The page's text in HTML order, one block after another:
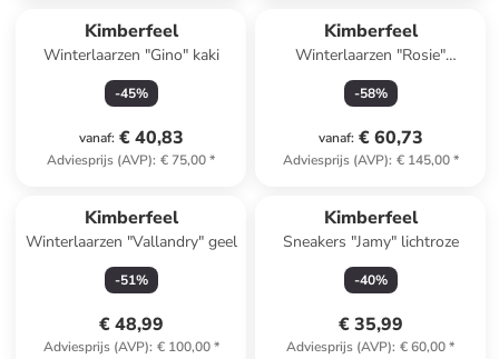
Kimberfeel
Winterlaarzen "Gino" kaki
-45%
vanaf: € 40,83
Adviesprijs (AVP): € 75,00*
Kimberfeel
Winterlaarzen "Rosie"
beige/crème
-58%
vanaf: € 60,73
Adviesprijs (AVP): € 145,00*
Kimberfeel
Winterlaarzen "Vallandry" geel
-51%
€ 48,99
Adviesprijs (AVP): € 100,00*
Kimberfeel
Sneakers "Jamy" lichtroze
-40%
€ 35,99
Adviesprijs (AVP): € 60,00*